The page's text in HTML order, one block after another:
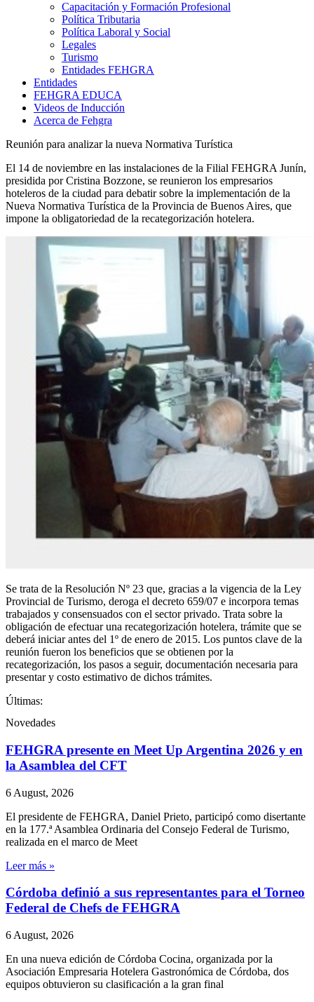
Capacitación y Formación Profesional
Política Tributaria
Política Laboral y Social
Legales
Turismo
Entidades FEHGRA
Entidades
FEHGRA EDUCA
Videos de Inducción
Acerca de Fehgra
Reunión para analizar la nueva Normativa Turística
El 14 de noviembre en las instalaciones de la Filial FEHGRA Junín,
presidida por Cristina Bozzone, se reunieron los empresarios
hoteleros de la ciudad para debatir sobre la implementación de la
Nueva Normativa Turística de la Provincia de Buenos Aires, que
impone la obligatoriedad de la recategorización hotelera.
Se trata de la Resolución Nº 23 que, gracias a la vigencia de la Ley
Provincial de Turismo, deroga el decreto 659/07 e incorpora temas
trabajados y consensuados con el sector privado. Trata sobre la
obligación de efectuar una recategorización hotelera, trámite que se
deberá iniciar antes del 1º de enero de 2015. Los puntos clave de la
reunión fueron los beneficios que se obtienen por la
recategorización, los pasos a seguir, documentación necesaria para
presentar y costo estimativo de dichos trámites.
Últimas:
Novedades
FEHGRA presente en Meet Up Argentina 2026 y en
la Asamblea del CFT
6 August, 2026
El presidente de FEHGRA, Daniel Prieto, participó como disertante
en la 177.ª Asamblea Ordinaria del Consejo Federal de Turismo,
realizada en el marco de Meet
Leer más »
Córdoba definió a sus representantes para el Torneo
Federal de Chefs de FEHGRA
6 August, 2026
En una nueva edición de Córdoba Cocina, organizada por la
Asociación Empresaria Hotelera Gastronómica de Córdoba, dos
equipos obtuvieron su clasificación a la gran final